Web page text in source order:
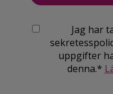
Jag har
uppgifter
denna.*